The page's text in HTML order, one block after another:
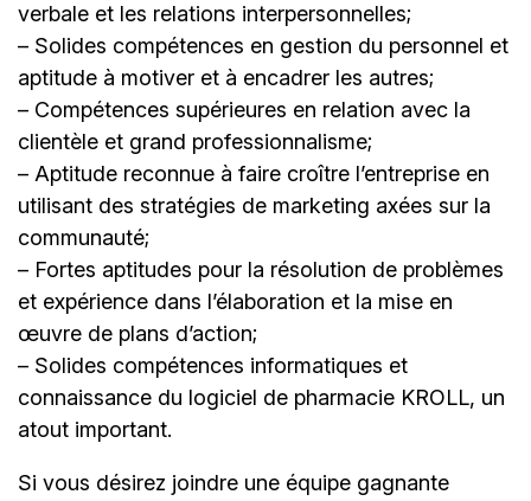
verbale et les relations interpersonnelles;
– Solides compétences en gestion du personnel et
aptitude à motiver et à encadrer les autres;
– Compétences supérieures en relation avec la
clientèle et grand professionnalisme;
– Aptitude reconnue à faire croître l’entreprise en
utilisant des stratégies de marketing axées sur la
communauté;
– Fortes aptitudes pour la résolution de problèmes
et expérience dans l’élaboration et la mise en
œuvre de plans d’action;
– Solides compétences informatiques et
connaissance du logiciel de pharmacie KROLL, un
atout important.
Si vous désirez joindre une équipe gagnante